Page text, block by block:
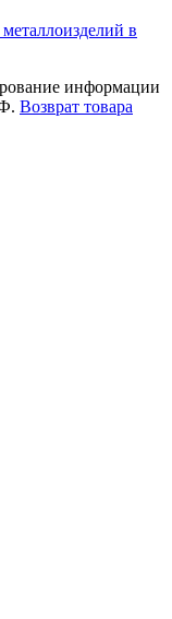
информации
Возврат товара